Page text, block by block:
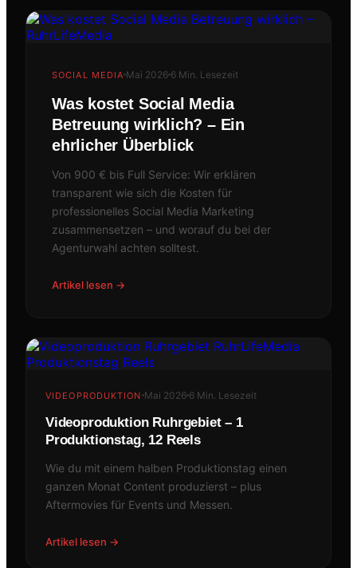
VDI Wissensforum
SOCIAL MEDIA Mai 2026 6 Min. Lesezeit
Was kostet Social Media
Betreuung wirklich? – Ein
ehrlicher Überblick
Von 900 € bis Full Service: Wir erklären
transparent wie sich die Kosten für
professionelles Social Media Marketing
zusammensetzen – und worauf du bei der
Agenturwahl achten solltest.
Artikel lesen →
VIDEOPRODUKTION Mai 2026 6 Min. Lesezeit
Videoproduktion Ruhrgebiet – 1
Produktionstag, 12 Reels
Wie du mit einem halben Produktionstag einen
ganzen Monat Content produzierst – plus
Aftermovies für Events und Messen.
Artikel lesen →